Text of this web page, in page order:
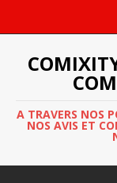
A TRAVERS NOS
NOS AVIS ET